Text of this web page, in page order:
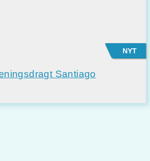
NYT
Santiago